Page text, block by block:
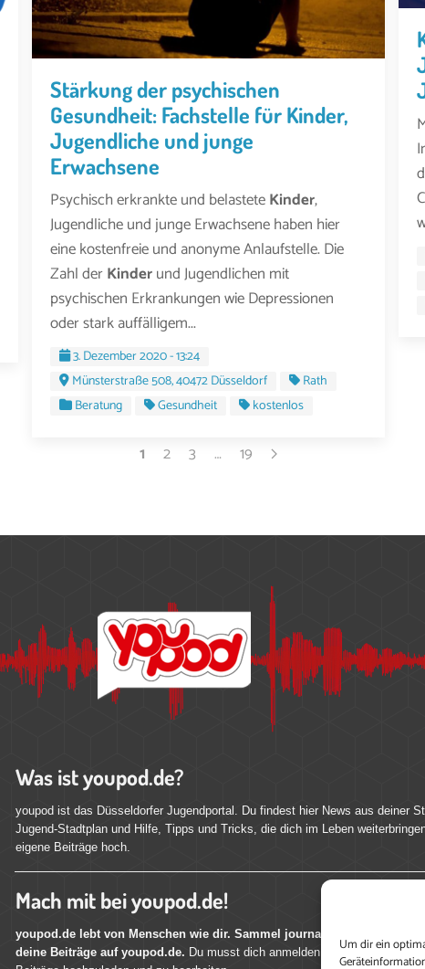
Um dir ein
Stärkung der psychischen
Gesundheit: Fachstelle für Kinder,
Jugendliche und junge
Erwachsene
Psychisch erkrankte und belasteteKinder,
Jugendliche und junge Erwachsene haben hier
eine kostenfreie und anonyme Anlaufstelle. Die
Zahl derKinderund Jugendlichen mit
psychischen Erkrankungen wie Depressionen
oder stark auffälligem...
3. Dezember 2020 - 13:24
Münsterstraße 508, 40472 Düsseldorf
Rath
Beratung
Gesundheit kostenlos
1 2 3 … 19
Was ist youpod.de?
youpod ist das Düsseldorfer Jugendportal. Du findest hier News aus deiner
Jugend-Stadtplan und Hilfe, Tipps und Tricks, die dich im Leben
eigene Beiträge hoch.
Mach mit bei youpod.de!
youpod.de lebt von Menschen wie dir. Sammel journalistische
deine Beiträge auf youpod.de. Du musst dich anmelden, um alle